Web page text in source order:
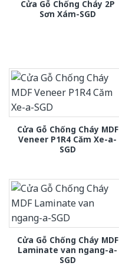
Cửa Gỗ Chống Cháy 2P
Sơn Xám-SGD
Cửa Gỗ Chống Cháy MDF
Veneer P1R4 Căm Xe-a-
SGD
Cửa Gỗ Chống Cháy MDF
Laminate van ngang-a-
SGD